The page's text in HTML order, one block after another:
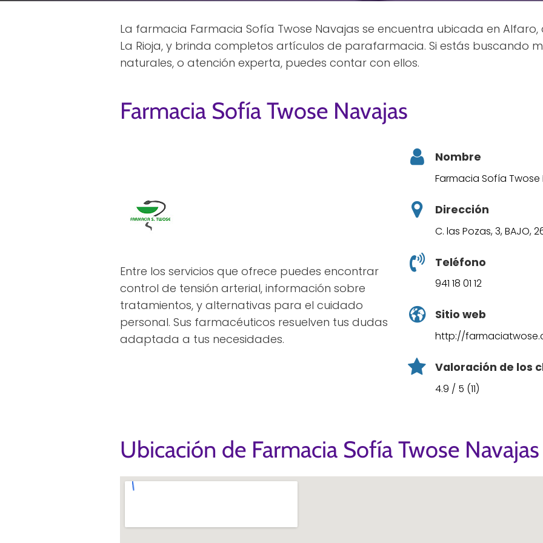
La farmacia Farmacia Sofía Twose Navajas se encuentra ubicada en
La Rioja, y brinda completos artículos de parafarmacia. Si estás buscando
naturales, o atención experta, puedes contar con ellos.
Farmacia Sofía Twose Navajas
Entre los servicios que ofrece puedes encontrar
control de tensión arterial, información sobre
tratamientos, y alternativas para el cuidado
personal. Sus farmacéuticos resuelven tus dudas
adaptada a tus necesidades.
Nombre
Farmacia Sofía Twose
Dirección
C. las Pozas, 3, BAJO,
Teléfono
941 18 01 12
Sitio web
http://
Valoración de los
4.9 / 5 (11)
Ubicación de Farmacia Sofía Twose Navajas